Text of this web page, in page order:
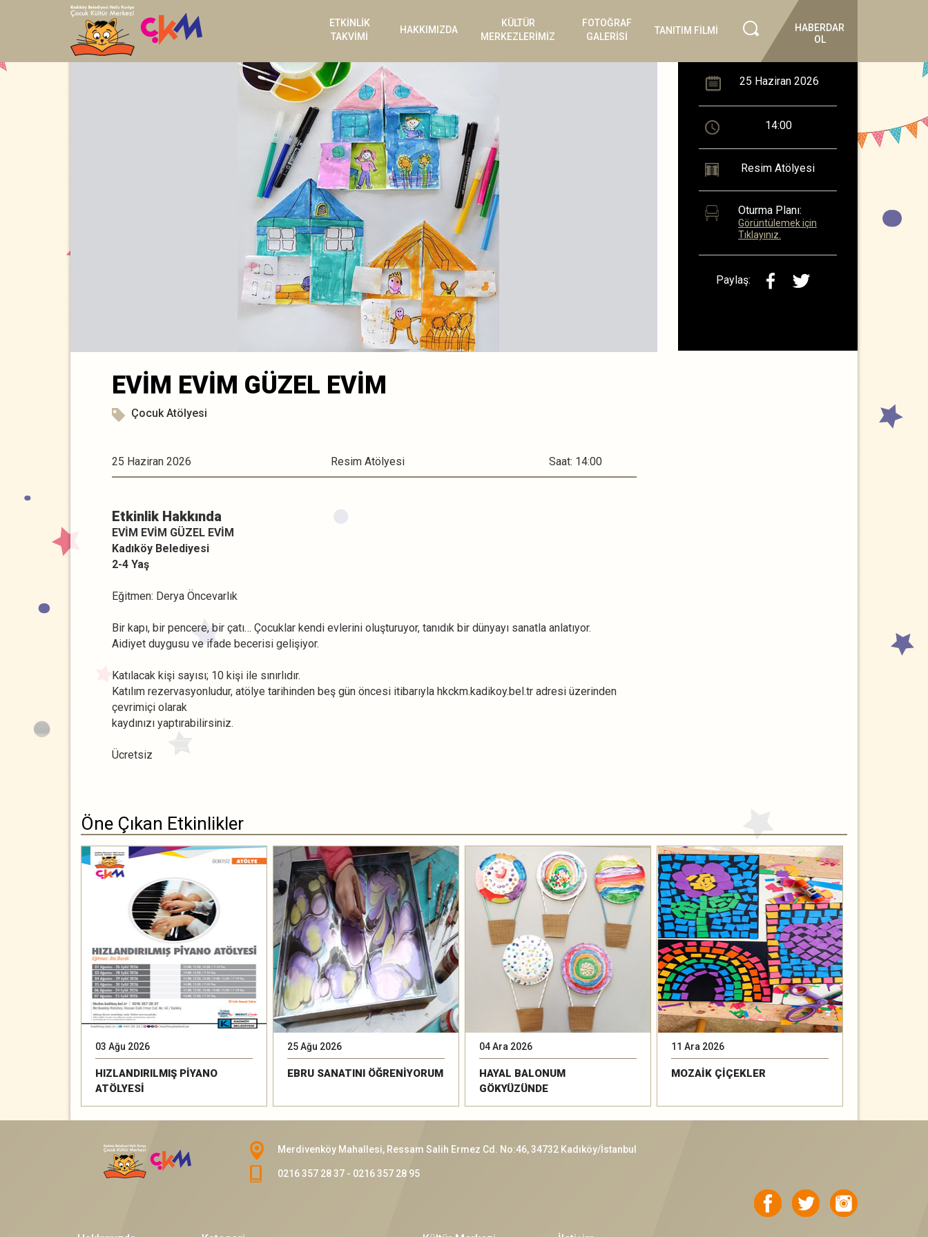
ETKİNLİK
TAKVİMİ
HAKKIMIZDA
KÜLTÜR
MERKEZLERİMİZ
FOTOĞRAF
GALERİSİ
TANITIM FİLMİ
HABERDAR
OL
25 Haziran 2026
14:00
Resim Atölyesi
Oturma Planı:
Görüntülemek için
Tıklayınız.
Paylaş:
EVİM EVİM GÜZEL EVİM
Çocuk Atölyesi
25 Haziran 2026 Resim Atölyesi Saat: 14:00
Etkinlik Hakkında
EVİM EVİM GÜZEL EVİM
Kadıköy Belediyesi
2-4 Yaş
Eğitmen: Derya Öncevarlık
Bir kapı, bir pencere, bir çatı… Çocuklar kendi evlerini oluşturuyor, tanıdık bir dünyayı sanatla anlatıyor.
Aidiyet duygusu ve ifade becerisi gelişiyor.
Katılacak kişi sayısı; 10 kişi ile sınırlıdır.
Katılım rezervasyonludur, atölye tarihinden beş gün öncesi itibarıyla hkckm.kadikoy.bel.tr adresi üzerinden
çevrimiçi olarak
kaydınızı yaptırabilirsiniz.
Ücretsiz
Öne Çıkan Etkinlikler
03 Ağu 2026
HIZLANDIRILMIŞ PİYANO
ATÖLYESİ
25 Ağu 2026
EBRU SANATINI ÖĞRENİYORUM
04 Ara 2026
HAYAL BALONUM
GÖKYÜZÜNDE
11 Ara 2026
MOZAİK ÇİÇEKLER
Merdivenköy Mahallesi, Ressam Salih Ermez Cd. No:46, 34732 Kadıköy/İstanbul
0216 357 28 37 - 0216 357 28 95